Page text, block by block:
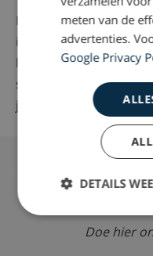
Hoe hoog de totale
is, hangt af van
letselschade-experts
schadepost zorgvuldig
je krijgt waar je recht
Doe hier
meten van de
advertenties.
Google Privacy
DETAILS